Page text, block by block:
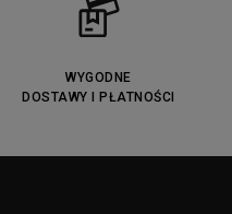
WYGODNE
DOSTAWY I PŁATNOŚCI